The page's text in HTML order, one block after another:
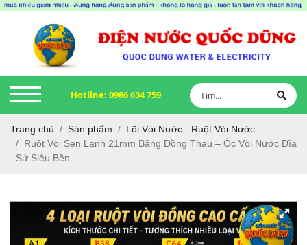
Hotline: 0986 634 759
Trang chủ Sản phẩm
Lõi Vòi Nước - Ruột Vòi Nước
Ruột Vòi Sen Lạnh 21mm Bằng Đồng Thau – Óc Vòi Nước Đĩa
Sứ Siêu Bền